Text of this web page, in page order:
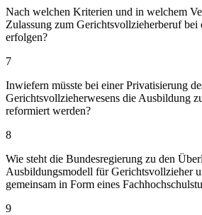
Nach welchen Kriterien und in welchem
Zulassung zum Gerichtsvollzieherberuf bei
erfolgen?
7
Inwiefern müsste bei einer Privatisierung
Gerichtsvollzieherwesens die Ausbildung
reformiert werden?
8
Wie steht die Bundesregierung zu den
Ausbildungsmodell für Gerichtsvollzieher
gemeinsam in Form eines
9